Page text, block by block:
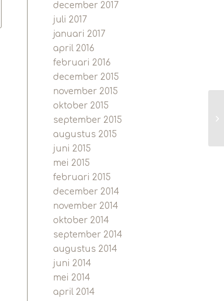
december 2017
juli 2017
januari 2017
april 2016
februari 2016
december 2015
november 2015
oktober 2015
september 2015
augustus 2015
juni 2015
mei 2015
februari 2015
december 2014
november 2014
oktober 2014
september 2014
augustus 2014
juni 2014
mei 2014
april 2014